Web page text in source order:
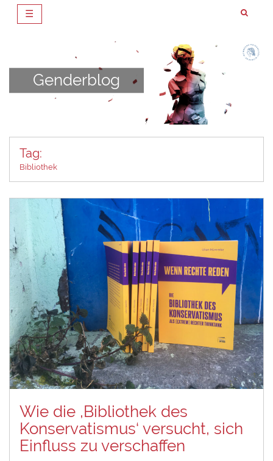
☰
Genderblog
Tag:
Bibliothek
Wie die ,Bibliothek des
Konservatismus‘ versucht, sich
Einfluss zu verschaffen